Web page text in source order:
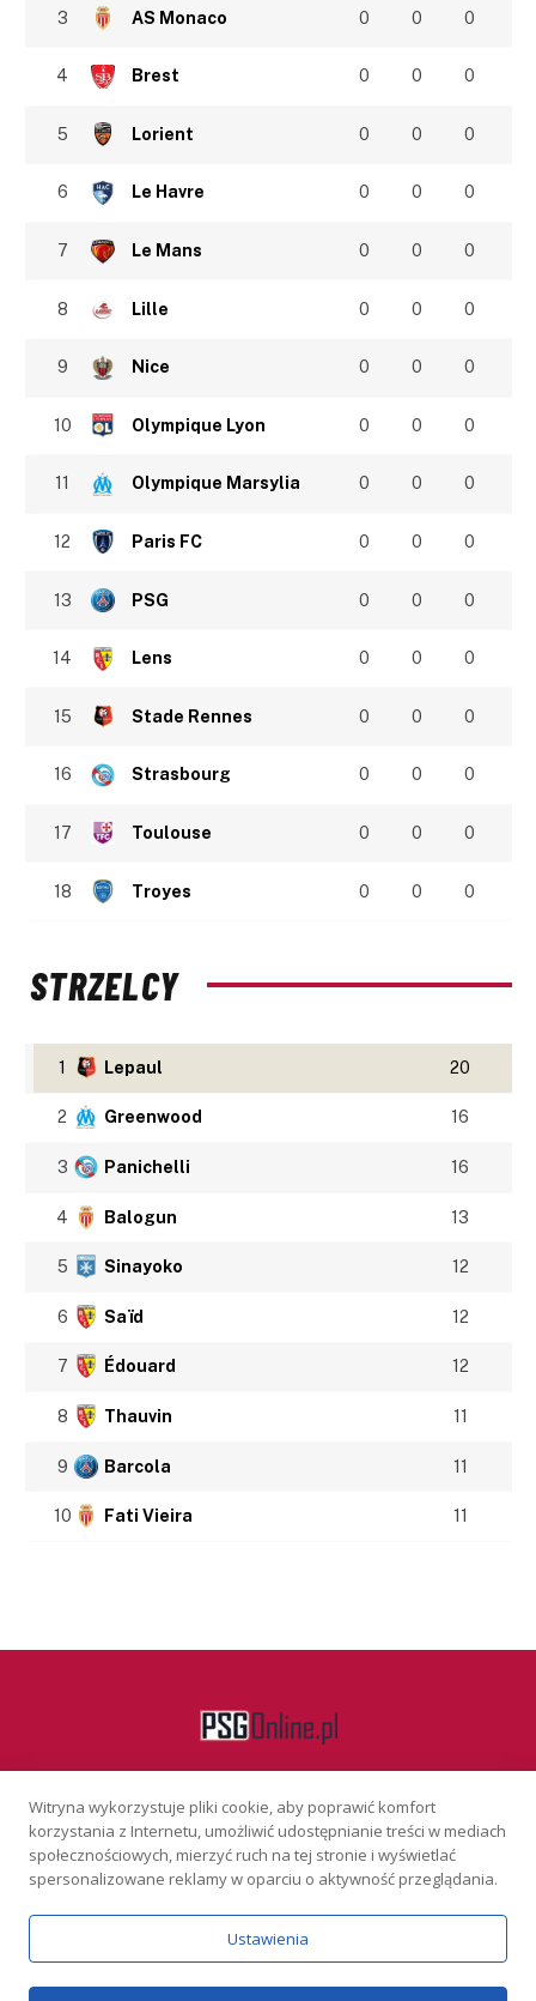
3 AS Monaco 0 0 0
4 Brest 0 0 0
5 Lorient 0 0 0
6 Le Havre 0 0 0
7 Le Mans 0 0 0
8 Lille 0 0 0
9 Nice 0 0 0
10 Olympique Lyon 0 0 0
11 Olympique Marsylia 0 0 0
12 Paris FC 0 0 0
13 PSG 0 0 0
14 Lens 0 0 0
15 Stade Rennes 0 0 0
16 Strasbourg 0 0 0
17 Toulouse 0 0 0
18 Troyes 0 0 0
STRZELCY
1 Lepaul 20
2 Greenwood 16
3 Panichelli 16
4 Balogun 13
5 Sinayoko 12
6 Saïd 12
7 Édouard 12
8 Thauvin 11
9 Barcola 11
10 Fati Vieira 11
Facebook
KONTAKT REKLAMA POLITYKA PRYWATNOŚCI
Serwis wyłącznie dla osób powyżej 18 lat. Hazard może uzależniać.
Graj odpowiedzialnie.Szczegóły
Copyright © 2026 PSGonline.pl
Witryna wykorzystuje pliki cookie, aby poprawić komfort
korzystania z Internetu, umożliwić udostępnianie treści w mediach
społecznościowych, mierzyć ruch na tej stronie i wyświetlać
spersonalizowane reklamy w oparciu o aktywność przeglądania.
Ustawienia